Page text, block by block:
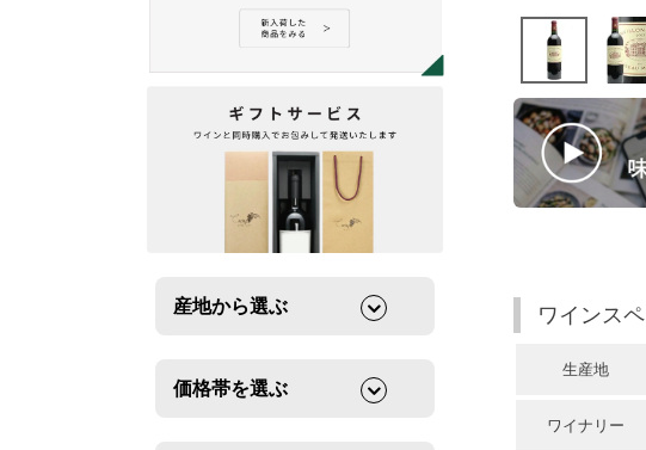
産地から選ぶ
価格帯を選ぶ
ワインス
生産地
ワイナリー